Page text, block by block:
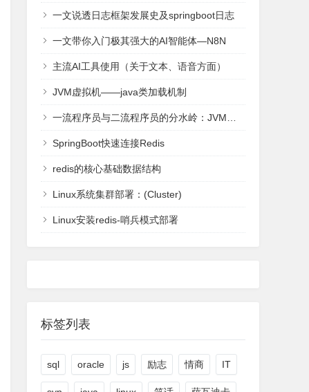
一文说透日志框架发展史及springboot日志
一文带你入门极其强大的AI智能体—N8N
主流AI工具使用（关于文本、语音方面）
JVM虚拟机——java类加载机制
一流程序员与二流程序员的分水岭：JVM虚拟机-全面理解
SpringBoot快速连接Redis
redis的核心基础数据结构
Linux系统集群部署：(Cluster)
Linux安装redis-哨兵模式部署
标签列表
sql oracle js 励志 情商 IT